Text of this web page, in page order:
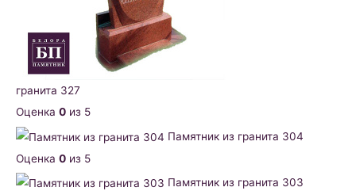
гранита 327
Оценка 0 из 5
Памятник из гранита 304
Оценка 0 из 5
Памятник из гранита 303